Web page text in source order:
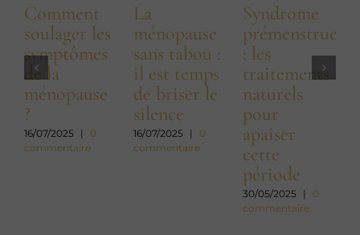
Comment
soulager les
symptômes
de la
ménopause
?
16/07/2025 |
0
commentaire
La
ménopause
sans tabou :
il est temps
de briser le
silence
16/07/2025 |
0
commentaire
Syndrome
prémenstruel
: les
traitements
naturels
pour
apaiser
cette
période
30/05/2025 |
0
commentaire